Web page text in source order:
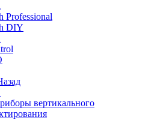
Professional
DIY
вертикального